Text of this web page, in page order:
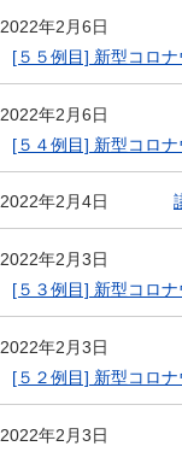
2022年2月6日
[５５例目] 新型コロ
2022年2月6日
[５４例目] 新型コロ
2022年2月4日
2022年2月3日
[５３例目] 新型コロ
2022年2月3日
[５２例目] 新型コロ
2022年2月3日